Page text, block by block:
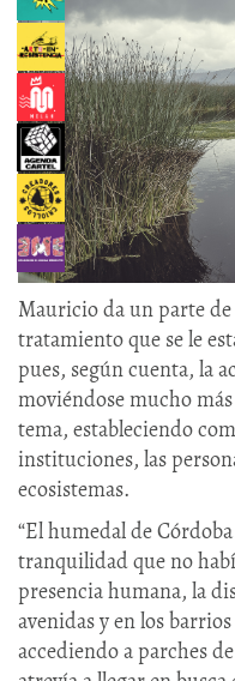
Mauricio da un parte
tratamiento que se le
pues, según cuenta, la
moviéndose mucho
tema, estableciendo
instituciones, las
ecosistemas.
“El humedal de
tranquilidad que no
presencia humana, la
avenidas y en los
accediendo a parches